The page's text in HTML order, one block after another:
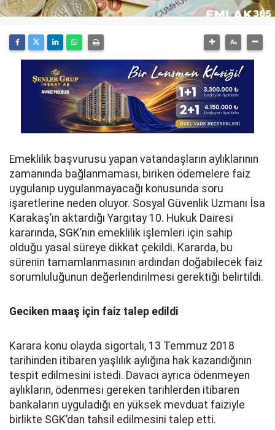
Emeklilik başvurusu yapan vatandaşların aylıklarının
zamanında bağlanmaması, biriken ödemelere faiz
uygulanıp uygulanmayacağı konusunda soru
işaretlerine neden oluyor. Sosyal Güvenlik Uzmanı İsa
Karakaş’ın aktardığı Yargıtay 10. Hukuk Dairesi
kararında, SGK’nın emeklilik işlemleri için sahip
olduğu yasal süreye dikkat çekildi. Kararda, bu
sürenin tamamlanmasının ardından doğabilecek faiz
sorumluluğunun değerlendirilmesi gerektiği belirtildi.
Geciken maaş için faiz talep edildi
Karara konu olayda sigortalı, 13 Temmuz 2018
tarihinden itibaren yaşlılık aylığına hak kazandığının
tespit edilmesini istedi. Davacı ayrıca ödenmeyen
aylıkların, ödenmesi gereken tarihlerden itibaren
bankaların uyguladığı en yüksek mevduat faiziyle
birlikte SGK’dan tahsil edilmesini talep etti.